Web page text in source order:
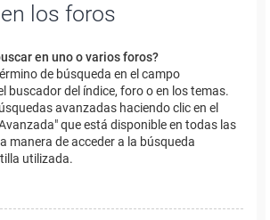
los foros
en uno o varios foros?
de búsqueda en el campo
buscador del índice, foro o en los temas.
avanzadas haciendo clic en el
que está disponible en todas las
manera de acceder a la búsqueda
utilizada.